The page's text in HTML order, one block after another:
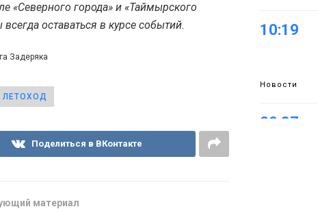
«Северного города» и «Таймырского
оставаться в курсе событий.
Задеряка
ЛЕТОХОД
Поделиться в ВКонтакте
материал
10:19
Новости
09:37